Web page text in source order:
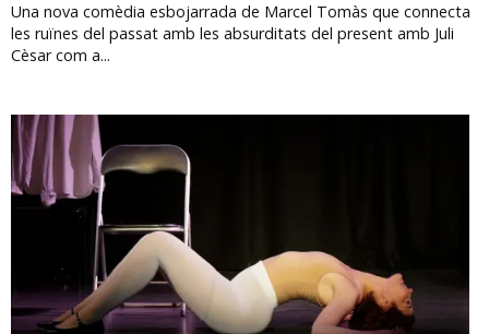
Una nova comèdia esbojarrada de Marcel Tomàs que connecta
les ruïnes del passat amb les absurditats del present amb Juli
Cèsar com a...